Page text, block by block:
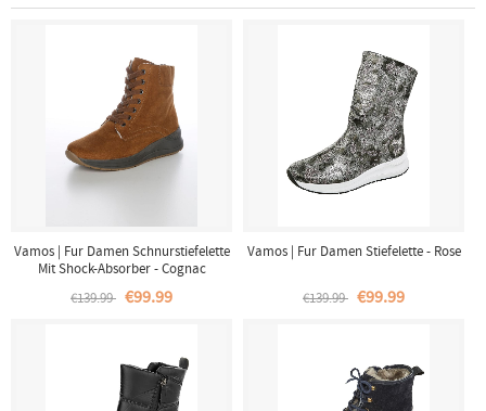
Vamos | Fur Damen Schnurstiefelette
Mit Shock-Absorber - Cognac
€139.99 €99.99
Vamos | Fur Damen Stiefelette - Rose
€139.99 €99.99